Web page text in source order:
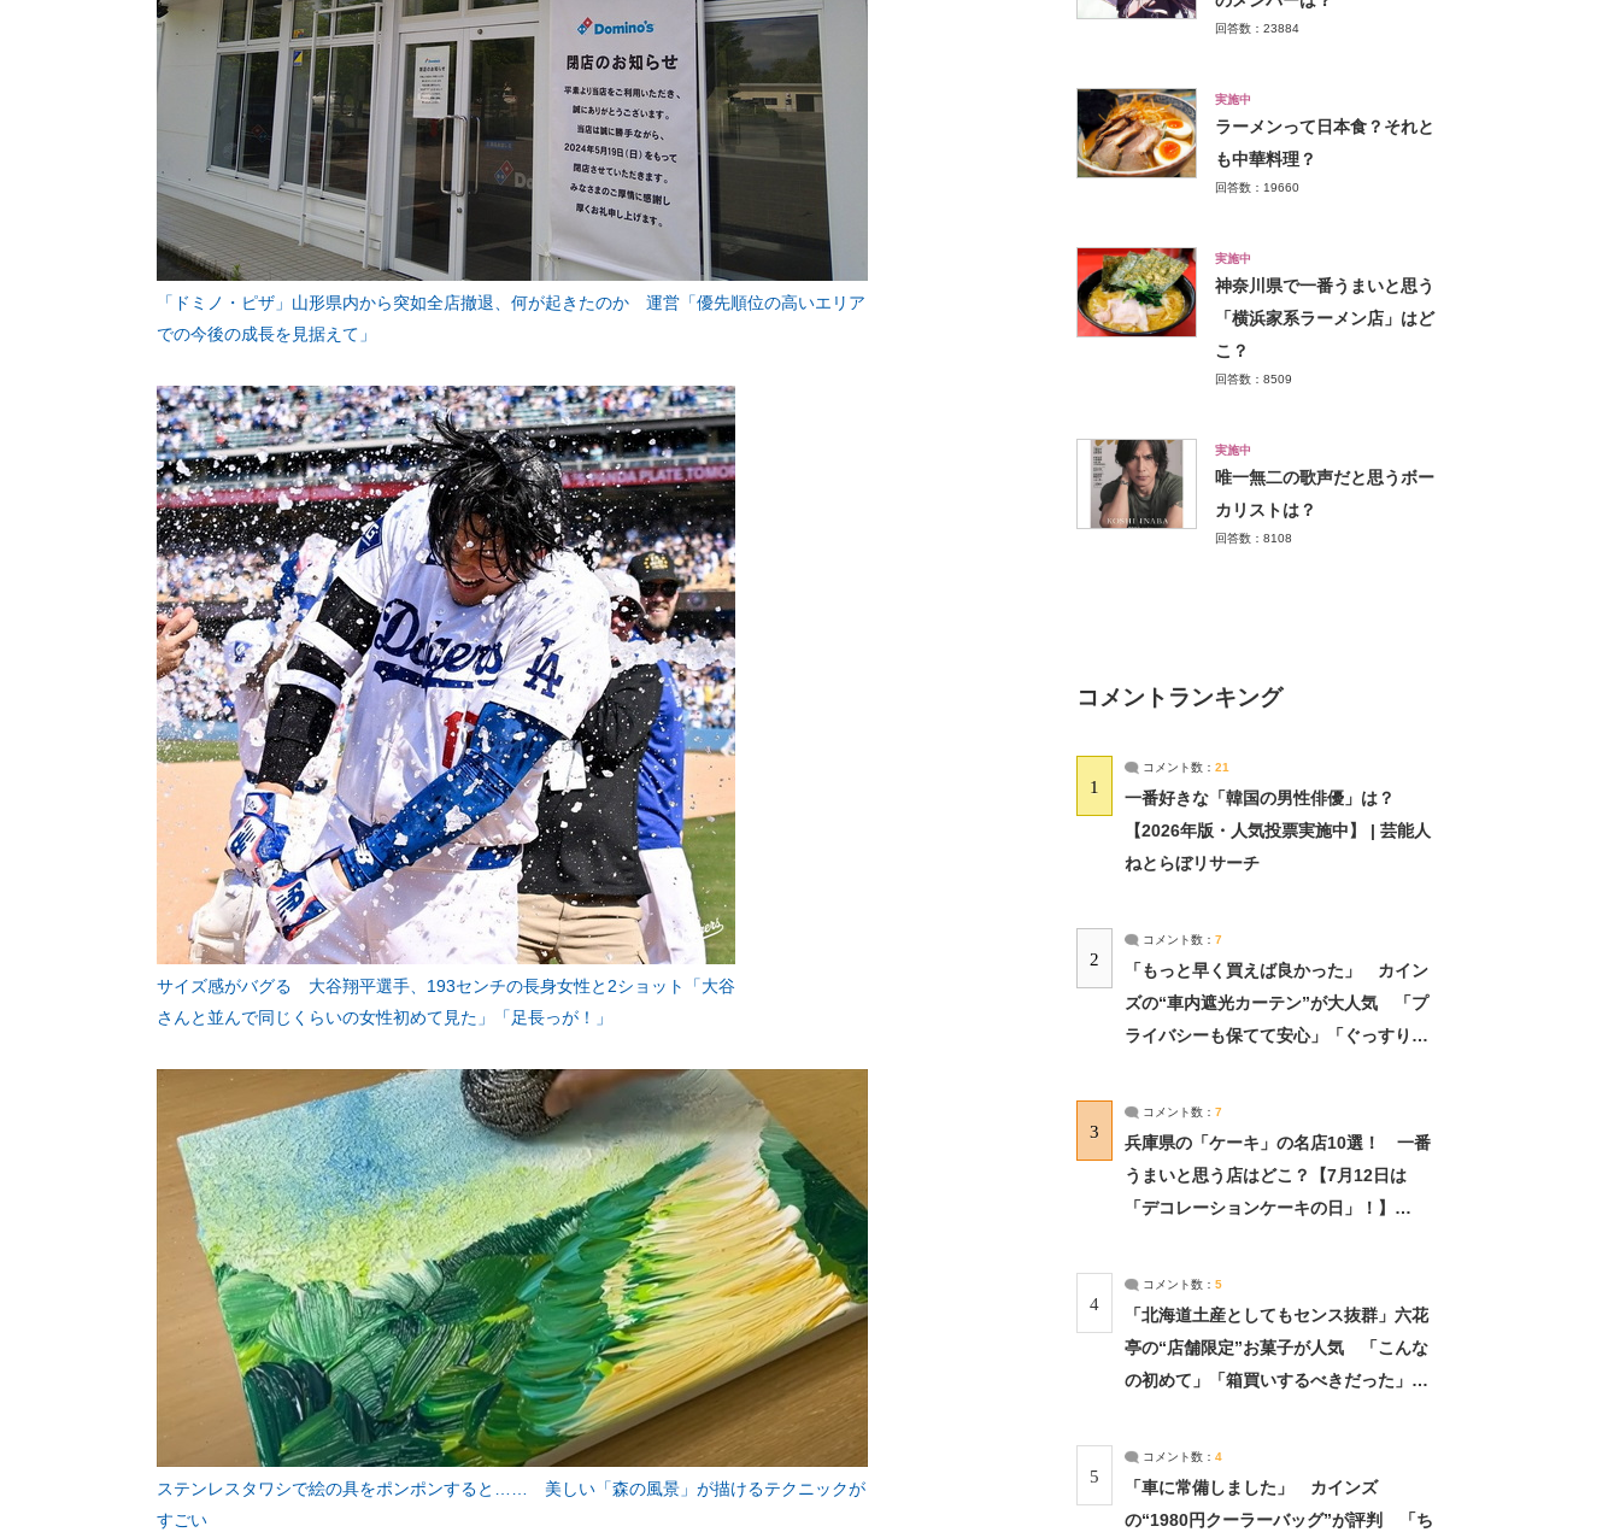
「ドミノ・ピザ」山形県内から突如全店撤退、何が起きたのか 運営「優先順位の高いエリア
での今後の成長を見据えて」
サイズ感がバグる 大谷翔平選手、193センチの長身女性と2ショット「大谷
さんと並んで同じくらいの女性初めて見た」「足長っが！」
ステンレスタワシで絵の具をポンポンすると…… 美しい「森の風景」が描けるテクニックが
すごい
回答数：23884
実施中
ラーメンって日本食？それと
も中華料理？
回答数：19660
実施中
神奈川県で一番うまいと思う
「横浜家系ラーメン店」はど
こ？
回答数：8509
実施中
唯一無二の歌声だと思うボー
カリストは？
回答数：8108
コメントランキング
1
コメント数： 21
一番好きな「韓国の男性俳優」は？
【2026年版・人気投票実施中】 | 芸能人
ねとらぼリサーチ
2
コメント数： 7
「もっと早く買えば良かった」 カイン
ズの“車内遮光カーテン”が大人気 「プ
ライバシーも保てて安心」「ぐっすり眠
3
コメント数： 7
兵庫県の「ケーキ」の名店10選！ 一番
うまいと思う店はどこ？【7月12日は
「デコレーションケーキの日」！】
4
コメント数： 5
「北海道土産としてもセンス抜群」六花
亭の“店舗限定”お菓子が人気 「こんな
の初めて」「箱買いするべきだった」
5
コメント数： 4
「車に常備しました」 カインズ
の“1980円クーラーバッグ”が評判 「ち